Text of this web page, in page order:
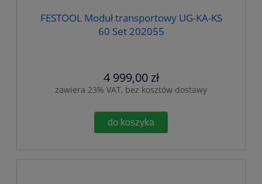
FESTOOL Moduł transportowy UG-KA-KS
60 Set 202055
4 999,00 zł
zawiera 23% VAT, bez kosztów dostawy
do koszyka